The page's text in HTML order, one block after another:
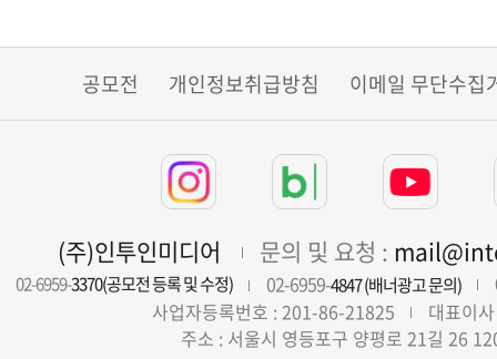
공모전 개인정보취급방침 이메일 무단수집
(주)인투인미디어 문의 및 요청 :
02-6959-3370(공모전 등록 및 수정) 02-6959-4847 (배너광고 문의)
사업자등록번호 : 201-86-21825
대표이
주소 : 서울시 영등포구 양평로 21길 26